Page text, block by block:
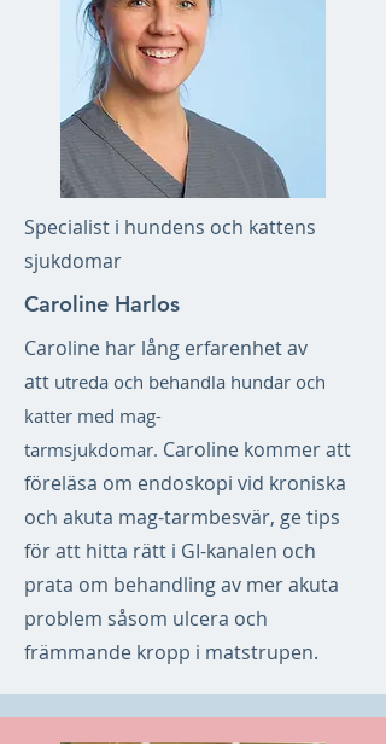
Specialist i hundens och kattens
sjukdomar
Caroline Harlos
Caroline har lång erfarenhet av
att utreda och behandla hundar och
katter med mag-
tarmsjukdomar. Caroline kommer att
föreläsa om endoskopi vid kroniska
och akuta mag-tarmbesvär, ge tips
för att hitta rätt i GI-kanalen och
prata om behandling av mer akuta
problem såsom ulcera och
främmande kropp i matstrupen.